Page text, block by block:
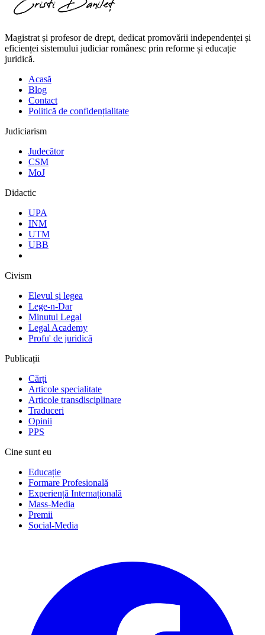
Magistrat și profesor de drept, dedicat promovării independenței și
eficienței sistemului judiciar românesc prin reforme și educație
juridică.
Acasă
Blog
Contact
Politică de confidențialitate
Judiciarism
Judecător
CSM
MoJ
Didactic
UPA
INM
UTM
UBB
Civism
Elevul și legea
Lege-n-Dar
Minutul Legal
Legal Academy
Profu' de juridică
Publicații
Cărți
Articole specialitate
Articole transdisciplinare
Traduceri
Opinii
PPS
Cine sunt eu
Educație
Formare Profesională
Experiență Internațională
Mass-Media
Premii
Social-Media